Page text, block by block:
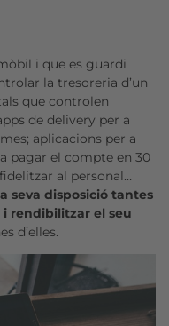
i que es guardi
la tresoreria d’un
que controlen
de delivery per a
aplicacions per a
pagar el compte en 30
al personal…
seva disposició tantes
rendibilitzar el seu
d’elles.